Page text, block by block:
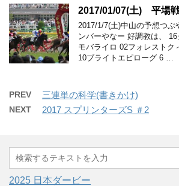
2017/01/07(土) 平場
2017/1/7(土)中山の予想つぶ
ンバーやなー 好調教は、
モバライロ 02フォレストク
10ブライトエピローグ 6 …
PREV 三連単の科学(書きかけ)
NEXT 2017 スプリンターズS ＃2
2025 日本ダービー